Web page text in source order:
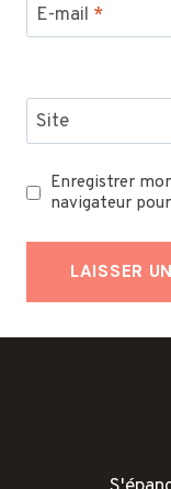
E-mail *
Site
Enregistrer
navigateur